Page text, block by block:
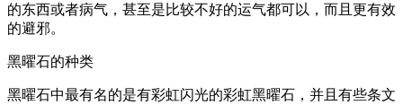
的东西或者病气，甚至是比较不好的运气都可以，而且更有效
的避邪。
黑曜石的种类
黑曜石中最有名的是有彩虹闪光的彩虹黑曜石，并且有些条文